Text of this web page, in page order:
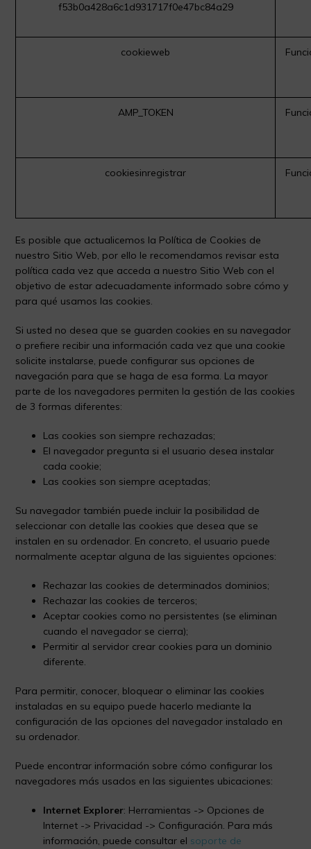
f53b0a428a6c1d931717f0e47bc84a29
cookieweb
AMP_TOKEN
cookiesinregistrar
Es posible que actualicemos la Política de Cookies de
nuestro Sitio Web, por ello le recomendamos revisar esta
política cada vez que acceda a nuestro Sitio Web con el
objetivo de estar adecuadamente informado sobre cómo y
para qué usamos las cookies.
Si usted no desea que se guarden cookies en su navegador
o prefiere recibir una información cada vez que una cookie
solicite instalarse, puede configurar sus opciones de
navegación para que se haga de esa forma. La mayor
parte de los navegadores permiten la gestión de las cookies
de 3 formas diferentes:
Las cookies son siempre rechazadas;
El navegador pregunta si el usuario desea instalar
cada cookie;
Las cookies son siempre aceptadas;
Su navegador también puede incluir la posibilidad de
seleccionar con detalle las cookies que desea que se
instalen en su ordenador. En concreto, el usuario puede
normalmente aceptar alguna de las siguientes opciones:
Rechazar las cookies de determinados dominios;
Rechazar las cookies de terceros;
Aceptar cookies como no persistentes (se eliminan
cuando el navegador se cierra);
Permitir al servidor crear cookies para un dominio
diferente.
Para permitir, conocer, bloquear o eliminar las cookies
instaladas en su equipo puede hacerlo mediante la
configuración de las opciones del navegador instalado en
su ordenador.
Puede encontrar información sobre cómo configurar los
navegadores más usados en las siguientes ubicaciones:
Internet Explorer: Herramientas -> Opciones de
Internet -> Privacidad -> Configuración. Para más
información, puede consultar el soporte de